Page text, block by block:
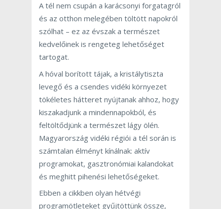
A tél nem csupán a karácsonyi forgatagról
és az otthon melegében töltött napokról
szólhat – ez az évszak a természet
kedvelőinek is rengeteg lehetőséget
tartogat.
A hóval borított tájak, a kristálytiszta
levegő és a csendes vidéki környezet
tökéletes hátteret nyújtanak ahhoz, hogy
kiszakadjunk a mindennapokból, és
feltöltődjünk a természet lágy ölén.
Magyarország vidéki régiói a tél során is
számtalan élményt kínálnak: aktív
programokat, gasztronómiai kalandokat
és meghitt pihenési lehetőségeket.
Ebben a cikkben olyan hétvégi
programötleteket gyűjtöttünk össze,